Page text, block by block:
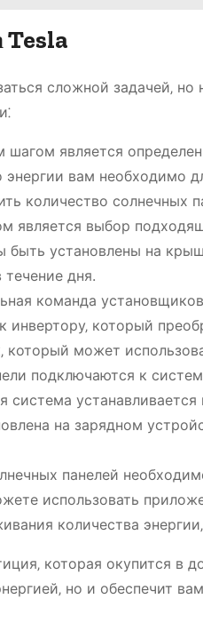
Tesla
сложной задачей‚
шагом является
энергии вам необходимо
количество солнечных
является выбор
установлены на
дня.
команда
который
который может
подключаются к
на зарядном
панелей
использовать
количества
которая окупится в
но и обеспечит